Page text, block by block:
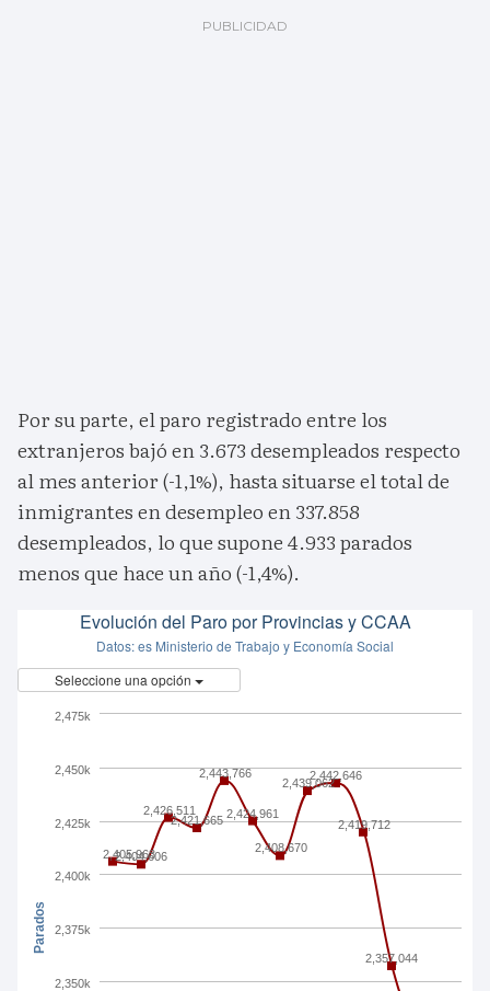
Por su parte, el paro registrado entre los
extranjeros bajó en 3.673 desempleados respecto
al mes anterior (-1,1%), hasta situarse el total de
inmigrantes en desempleo en 337.858
desempleados, lo que supone 4.933 parados
menos que hace un año (-1,4%).